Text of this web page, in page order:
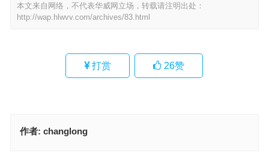
本文来自网络，不代表华威网立场，转载请注明出处：
http://wap.hlwvv.com/archives/83.html
打赏 26赞
作者: changlong